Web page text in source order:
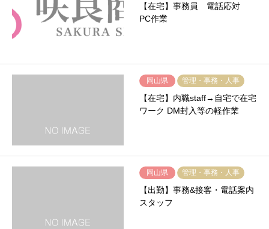
【在宅】事務員 電話応対
PC作業
岡山県 管理・事務・人事
【在宅】内職staff→自宅で在宅
ワーク DM封入等の軽作業
岡山県 管理・事務・人事
【出勤】事務&接客・電話案内
スタッフ